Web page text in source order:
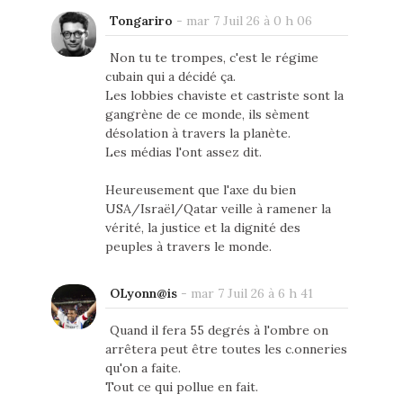
Tongariro - mar 7 Juil 26 à 0 h 06
Non tu te trompes, c'est le régime
cubain qui a décidé ça.
Les lobbies chaviste et castriste sont la
gangrène de ce monde, ils sèment
désolation à travers la planète.
Les médias l'ont assez dit.
Heureusement que l'axe du bien
USA/Israël/Qatar veille à ramener la
vérité, la justice et la dignité des
peuples à travers le monde.
OLyonn@is- mar 7 Juil 26 à 6 h 41
Quand il fera 55 degrés à l'ombre on
arrêtera peut être toutes les c.onneries
qu'on a faite.
Tout ce qui pollue en fait.